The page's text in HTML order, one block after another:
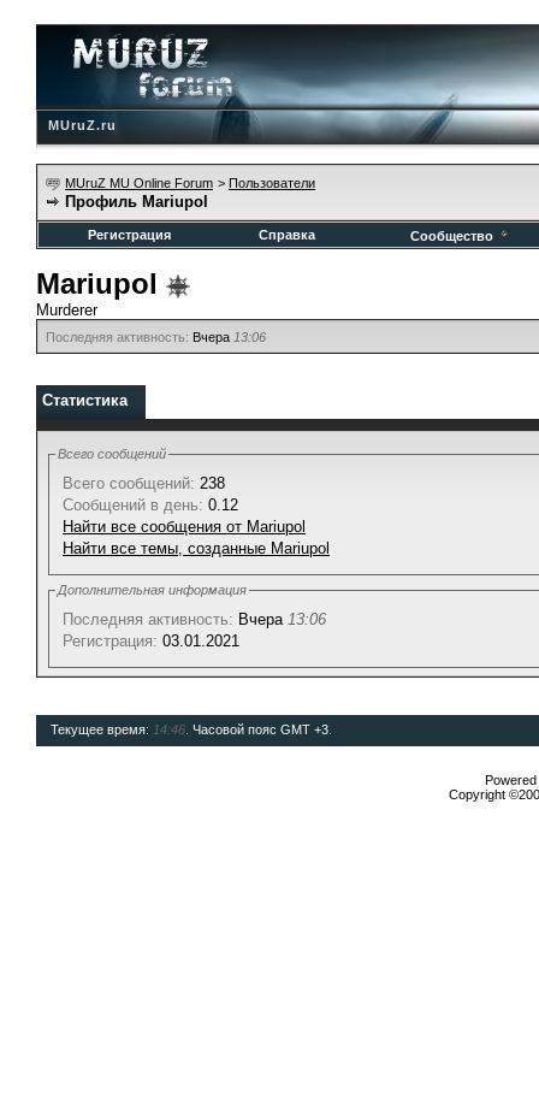
MUruZ.ru
MUruZ MU Online Forum > Пользователи
Профиль Mariupol
Регистрация Справка Сообщество
Mariupol
Murderer
Последняя активность: Вчера 13:06
Статистика
Всего сообщений
Всего сообщений: 238
Сообщений в день: 0.12
Найти все сообщения от Mariupol
Найти все темы, созданные Mariupol
Дополнительная информация
Последняя активность: Вчера 13:06
Регистрация: 03.01.2021
Текущее время: 14:46 . Часовой пояс GMT +3.
Copyright